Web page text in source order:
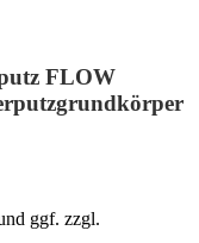
FLOW
ggf. zzgl.